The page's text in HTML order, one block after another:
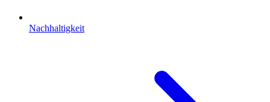
Nachhaltigkeit